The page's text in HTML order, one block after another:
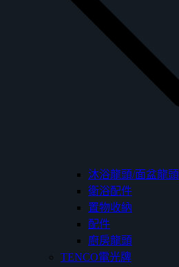
沐浴龍頭/面盆龍頭
衛浴配件
置物收納
配件
廚房龍頭
TENCO電光牌